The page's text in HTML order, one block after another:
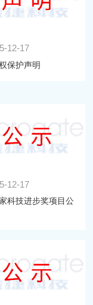
12-17
保护声明
12-17
科技进步奖项目公